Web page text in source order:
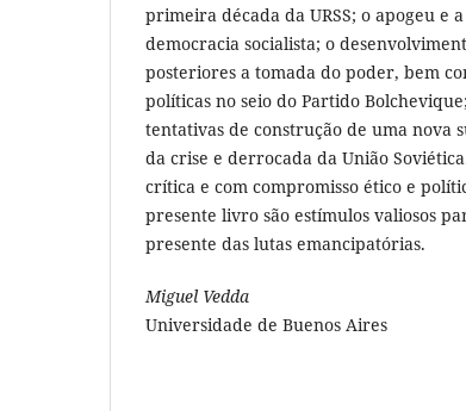
primeira década da URSS; o apogeu e
democracia socialista; o
posteriores a tomada do poder, bem
políticas no seio do Partido
tentativas de construção de uma nova
da crise e derrocada da União
crítica e com compromisso ético e
presente livro são estímulos valiosos
presente das lutas emancipatórias.
Miguel Vedda
Universidade de Buenos Aires